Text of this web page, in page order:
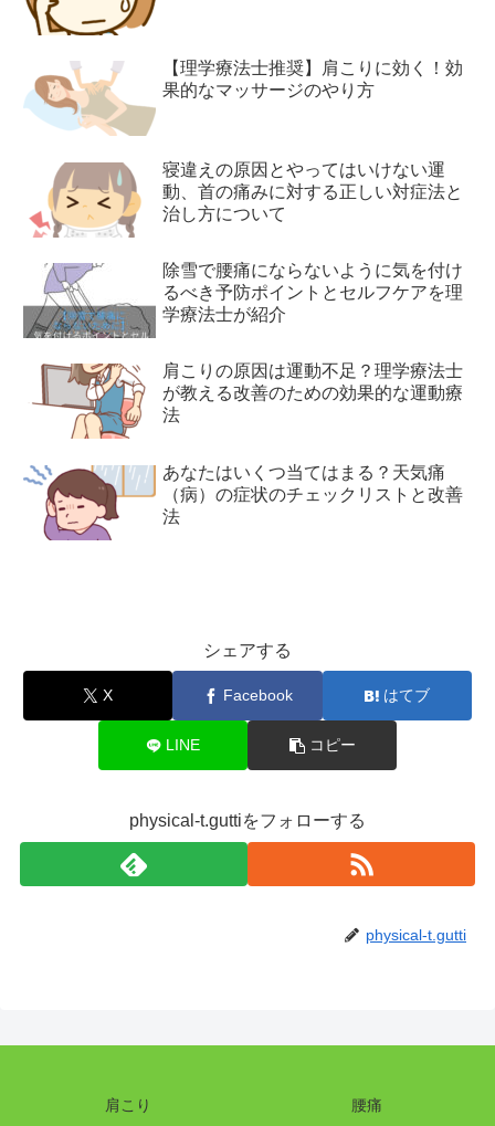
【理学療法士推奨】肩こりに効く！効
果的なマッサージのやり方
寝違えの原因とやってはいけない運
動、首の痛みに対する正しい対症法と
治し方について
除雪で腰痛にならないように気を付け
るべき予防ポイントとセルフケアを理
学療法士が紹介
肩こりの原因は運動不足？理学療法士
が教える改善のための効果的な運動療
法
あなたはいくつ当てはまる？天気痛
（病）の症状のチェックリストと改善
法
シェアする
X Facebook はてブ
LINE コピー
physical-t.guttiをフォローする
physical-t.gutti
肩こり 腰痛